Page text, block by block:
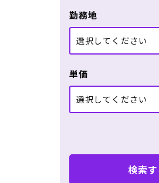
勤務地
選択してください
単価
選択してください